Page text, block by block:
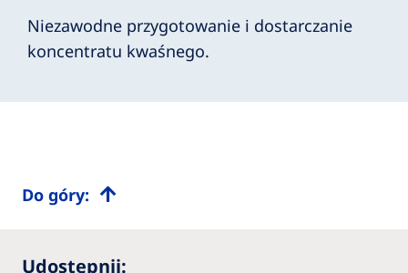
Niezawodne przygotowanie i dostarczanie
koncentratu kwaśnego.
Do góry:
Udostępnij: